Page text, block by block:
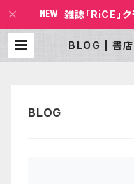
雑誌「RiCE」
BLOG | 書店